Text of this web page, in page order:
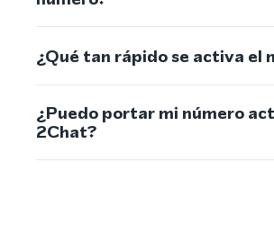
¿Qué tan rápido se activa el
¿Puedo portar mi número
2Chat?